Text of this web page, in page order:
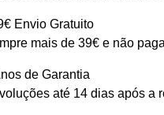
Envio Gratuito
mais de 39€ e não
de Garantia
até 14 dias após a